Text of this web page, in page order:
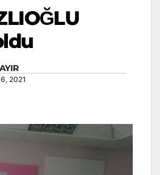
2021